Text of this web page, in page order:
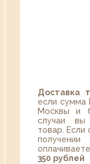
Доставка
если сумма
Москвы и
случаи вы
товар. Если
350 рублей